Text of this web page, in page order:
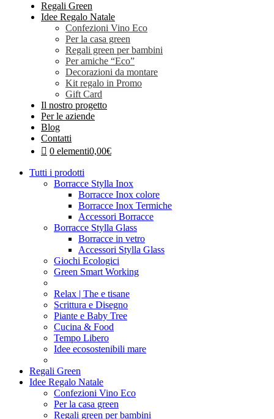
Regali Green
Idee Regalo Natale
Confezioni Vino Eco
Per la casa green
Regali green per bambini
Per amiche “Eco”
Decorazioni da montare
Kit regalo in Promo
Gift Card
Il nostro progetto
Per le aziende
Blog
Contatti
0 elementi0,00€
Tutti i prodotti
Borracce Stylla Inox
Borracce Inox colore
Borracce Inox Termiche
Accessori Borracce
Borracce Stylla Glass
Borracce in vetro
Accessori Stylla Glass
Giochi Ecologici
Green Smart Working
Relax | The e tisane
Scrittura e Disegno
Piante e Baby Tree
Cucina & Food
Tempo Libero
Idee ecosostenibili mare
Regali Green
Idee Regalo Natale
Confezioni Vino Eco
Per la casa green
Regali green per bambini